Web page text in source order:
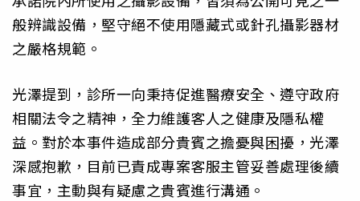
般辨識設備，堅守絕不使用隱藏式或針孔攝影器材
之嚴格規範。
光澤提到，診所一向秉持促進醫療安全、遵守政府
相關法令之精神，全力維護客人之健康及隱私權
益。對於本事件造成部分貴賓之擔憂與困擾，光澤
深感抱歉，目前已責成專案客服主管妥善處理後續
事宜，主動與有疑慮之貴賓進行溝通。